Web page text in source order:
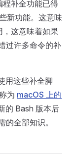
程补全功能已得
新功能。这意味
，这意味着如果
过许多命令的补
用这些补全脚
为 macOS 上的
的 Bash 版本后
全部知识。